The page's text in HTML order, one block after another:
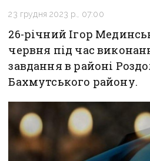
23 грудня 2023 р., 07:00
26-річний Ігор
червня під час
завдання в районі
Бахмутського району.